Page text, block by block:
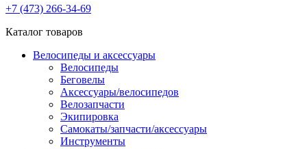
+7 (473) 266-34-69
Каталог товаров
Велосипеды и аксессуары
Велосипеды
Беговелы
Аксессуары/велосипедов
Велозапчасти
Экипировка
Самокаты/запчасти/аксессуары
Инструменты